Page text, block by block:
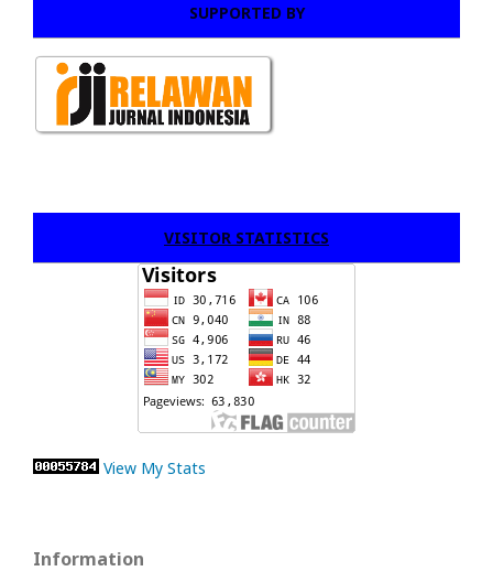
SUPPORTED BY
VISITOR STATISTICS
View My Stats
Information